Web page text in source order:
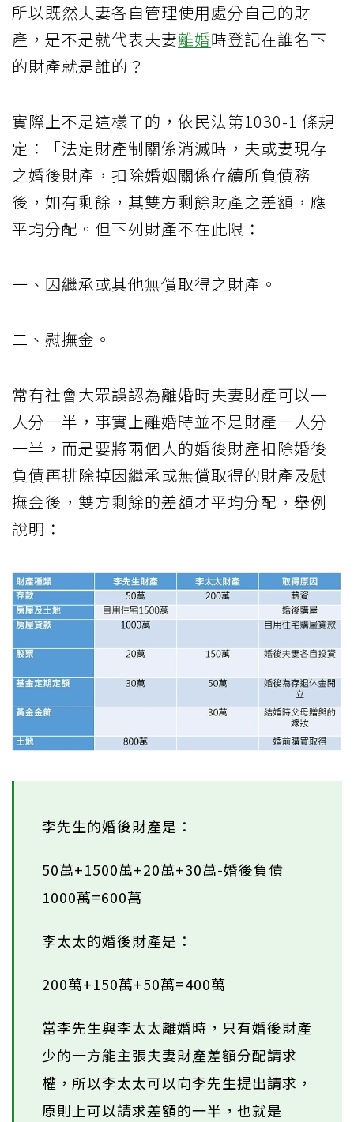
所以既然夫妻各自管理使用處分自己的財
產，是不是就代表夫妻離婚時登記在誰名下
的財產就是誰的？
實際上不是這樣子的，依民法第1030-1 條規
定：「法定財產制關係消滅時，夫或妻現存
之婚後財產，扣除婚姻關係存續所負債務
後，如有剩餘，其雙方剩餘財產之差額，應
平均分配。但下列財產不在此限：
一、因繼承或其他無償取得之財產。
二、慰撫金。
常有社會大眾誤認為離婚時夫妻財產可以一
人分一半，事實上離婚時並不是財產一人分
一半，而是要將兩個人的婚後財產扣除婚後
負債再排除掉因繼承或無償取得的財產及慰
撫金後，雙方剩餘的差額才平均分配，舉例
說明：
李先生的婚後財產是：
50萬+1500萬+20萬+30萬-婚後負債
1000萬=600萬
李太太的婚後財產是：
200萬+150萬+50萬=400萬
當李先生與李太太離婚時，只有婚後財產
少的一方能主張夫妻財產差額分配請求
權，所以李太太可以向李先生提出請求，
原則上可以請求差額的一半，也就是